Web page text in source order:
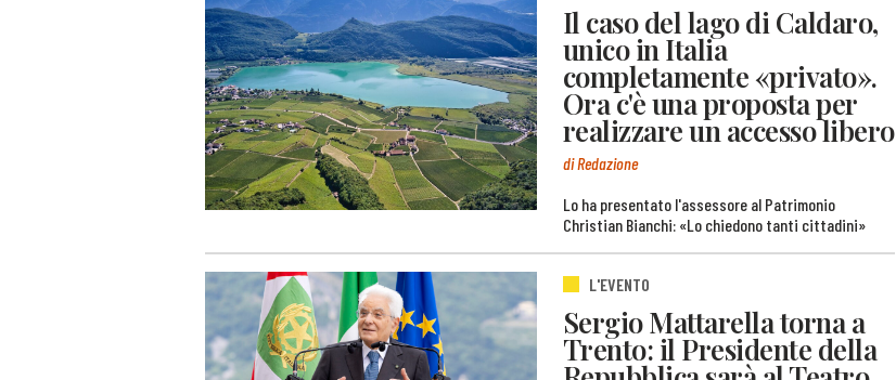
Il caso del lago di Caldaro,
unico in Italia
completamente «privato».
Ora c'è una proposta per
realizzare un accesso libero
di Redazione
Lo ha presentato l'assessore al Patrimonio
Christian Bianchi: «Lo chiedono tanti cittadini»
L'EVENTO
Sergio Mattarella torna a
Trento: il Presidente della